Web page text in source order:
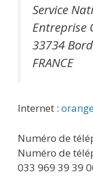
Service
Entreprise
33734
FRANCE
Internet :
Numéro de
Numéro de
033 969 39 39